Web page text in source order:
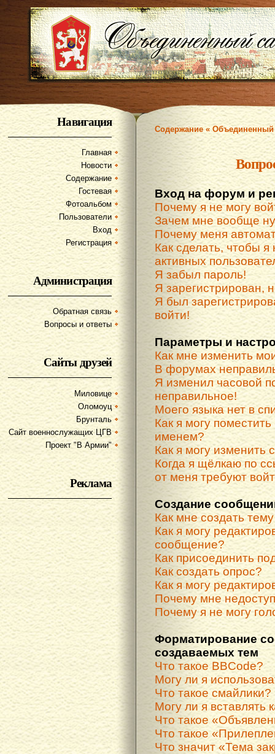
Навигация
Главная
Новости
Содержание
Гостевая
Фотоальбом
Пользователи
Вход
Регистрация
Администрация
Обратная связь
Вопросы и ответы
Сайты друзей
Миловице
Оломоуц
Брунталь
Сайт военнослужащих ЦГВ
Проект "В Армии"
Реклама
Содержание «
Вход на форум и
Почему я не могу
Зачем мне вообще
Почему меня
Как сделать, чтобы я
активных
Я забыл пароль!
Я зарегистрирован,
Я был
войти!
Параметры и
Как мне изменить
В форумах
Я изменил часовой
неправильное!
Моего языка нет в
Как я могу
именем?
Как я могу изменить
Когда я щёлкаю по
от меня требуют
Создание
Как мне создать
Как я могу
сообщение?
Как присоединить
Как создать опрос?
Как я могу
Почему мне
Почему я не могу
Форматирование
создаваемых тем
Что такое BBCode?
Могу ли я
Что такое смайлики?
Могу ли я вставлять
Что такое
Что такое
Что значит «Тема